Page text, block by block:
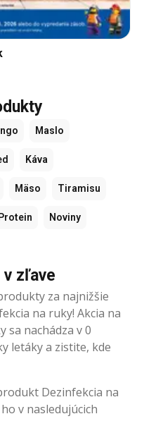
Maslo
Káva
Mäso Tiramisu
Protein Noviny
zľave
za najnižšie
na ruky! Akcia na
sa nachádza v 0
letáky a zistite, kde
Dezinfekcia na
v nasledujúcich